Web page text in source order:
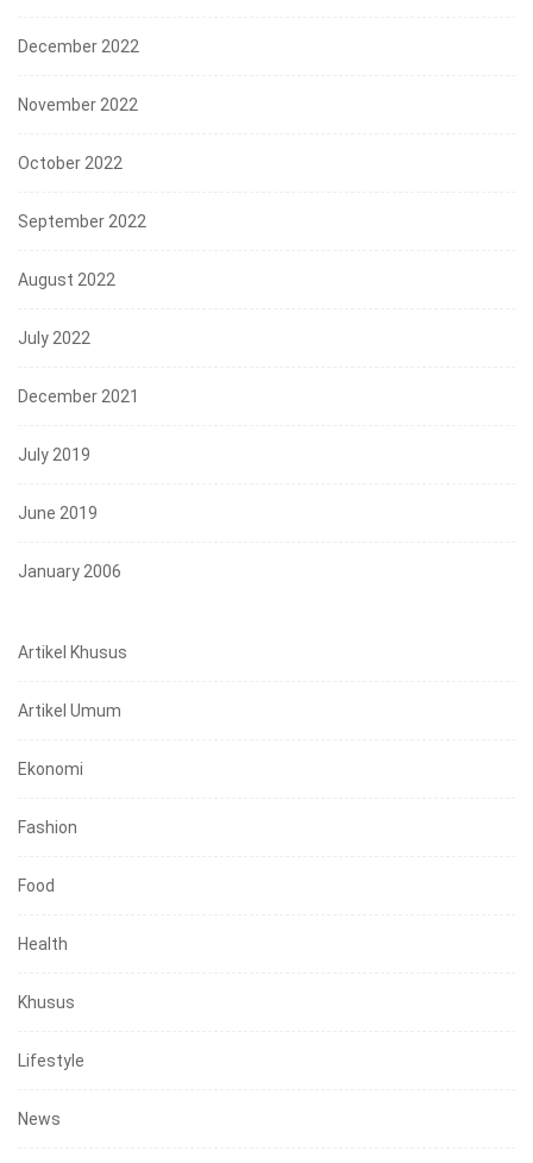
December 2022
November 2022
October 2022
September 2022
August 2022
July 2022
December 2021
July 2019
June 2019
January 2006
Artikel Khusus
Artikel Umum
Ekonomi
Fashion
Food
Health
Khusus
Lifestyle
News